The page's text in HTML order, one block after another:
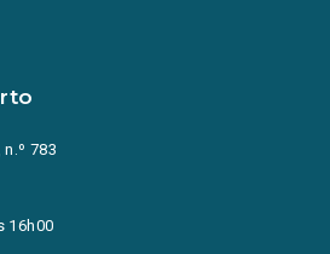
783
16h00